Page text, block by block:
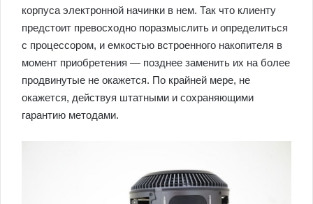
корпуса электронной начинки в нем. Так что клиенту
предстоит превосходно поразмыслить и определиться
с процессором, и емкостью встроенного накопителя в
момент приобретения — позднее заменить их на более
продвинутые не окажется. По крайней мере, не
окажется, действуя штатными и сохраняющими
гарантию методами.